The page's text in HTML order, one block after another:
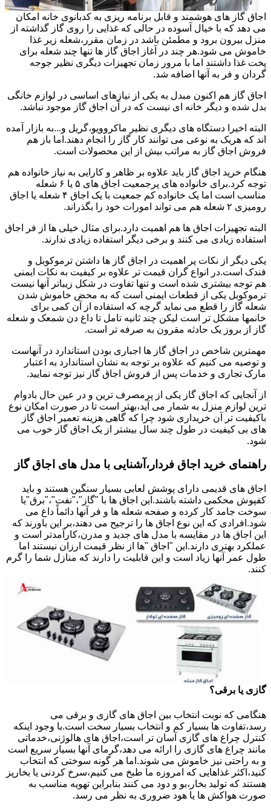
اجاق گاز های هوشمند و قابل برنامه ریزی به کدبانوی خانه امکان
می دهد که با خیال آسوده در حالی که غذایی را روی گاز گذاشته از
منزل بیرون برود و مطمئن باشد در زمان مقرر،شعله زیر غذا
خاموش می شود.هر چند در آغاز اجاق گاز ها تنها چند شعله برای
پخت غذا داشتند اما با مرور زمان تجهیزات دیگری نظیر جوجه
گردان و فر به آنها اضافه شد.
اجاق گاز هم اکنون مبدل به یکی از نیازهای اساسی در لوازم خانگی
بدل شده و دیگر خانه ای نیست که در آن اجاق گاز موجود نباشد.
البته اخیرا دستگاه های دیگری نظیر ماکروویو،گریل و...به بازار آمده
اند که هریک به نوعی می توانند کار گاز را انجام دهند.اما باز هم
فروش اجاق گاز به مراتب بیش از این محصولات است.
هنگام خرید اجاق گاز باید علاوه بر ظاهر و کارایی به نیاز خانواده هم
توجه کرد.برای خانواده های پرجمعیت اجاق های ۵ یا ۶ شعله
مناسب است اما یک خانواده کم جمعیت با یک اجاق ۴ شعله یا اجاق
رومیزی ۲ شعله هم می تواند امورات خود را بگذراند.
البته تجهیزات اجاق ها هم اهمیت دارد.برای مثال خیلی ها از فر اجاق
استفاده زیادی می کنند و برخی دیگر استفاده زیادی ندارند.
یکی دیگر از نکات پر اهمیت در اجاق گاز ها داشتن ترموکوبل و
فندک است.در انواع گران قیمت تر علاوه بر کیفیت به نکات ایمنی
هم توجه بیشتری شده است و تنها تفاوت در شکل زیباتر آنها نیست
ترموکوبل یکی از قطعات ایمنی است که به محض خاموش شدن
شعله گاز را قطع می نماید گرچه که استفاده از آن کمی برای
خانمها مشکل تر است لیکن چند ثانیه تامل تا داغ دن شمعک و شعله
گاز از بروز یک حادثه مقرون به صرفه تر است.
مهمترین شاخص در اجاق گاز ها اجباری بودن استاندارد در آنهاست
و توصیه می کنیم که علاوه بر توجه به نشان استاندارد به اعتبار
مارک تجاری و خدمات پس از فروش اجاق گاز نیز توجه نمایید.
از آنجایی که اجاق گاز یکی از پرمصرف ترین و در عین حال بادوام
ترین لوازم منزل به شمار می آید،بهتر است تا در صورت امکان نوع
باکیفیت تر آن خریداری شود چرا که گاهی هزینه تعمیر اجاق گاز
های بی کیفیت در طول چند سال بیشتر از یک اجاق گاز خوب می
شود.
راهنمای خرید اجاق فردار،آشنایی با مدل های اجاق گاز
اجاق های قدیمی دارای پوشش لعابی بسیار سنگین هستند و باید
کفپوش محکمی داشته باشند.این اجاق ها با "گاز"،"نفت"،"برق"یا
سوخت جامد کار کرده و صفحه شعله ها و فر آنها دائماً داغ می
شود.افرادی که این نوع اجاق ها را ترجیح می دهند،بر این باورند که
این اجاق ها در مقایسه با مدل های جدید و مدرن،کارآمدتر است و
عملکرد بهتری دارند.این "اجاق "ها از نظر قیمت ارزان نیستند اما
طول عمر آنها زیاد است و این قابلیت را دارند که منازل شما را گرم
کنند.
گازی یا برقی؟
هنگامی که نوبت انتخاب بین اجاق های گازی و برقی می
رسد،تفاوت ها بسیار کم و انتخاب بسیار سخت است.با وجود اینکه
کنترل چراغ های گازی آسان تر است،اجاق های هالوژنی،خدماتی
مانند چراغ های گازی را ارائه می دهد،گرمای آنها بسیار سریع است
و به راحتی نیز خاموش می شوند.اما هر گونه سوختی که انتخاب
کنید،اکثر غذاهایی که امروزه ما طبخ می کنیم،سرخ کردنی یا بخارپز
هستند که تولید بخار،بو و دود می کنند بنابراین تهویه مناسب به
صورت هواکش ها یا هود ضروری به نظر می رسد.